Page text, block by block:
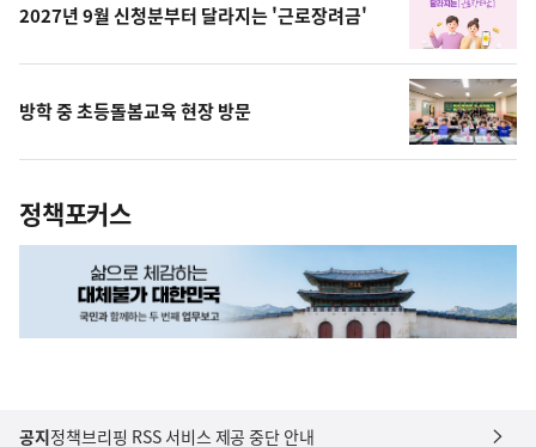
2027년 9월 신청분부터 달라지는 '근로장려금'
방학 중 초등돌봄교육 현장 방문
정책포커스
공지정책브리핑 RSS 서비스 제공 중단 안내